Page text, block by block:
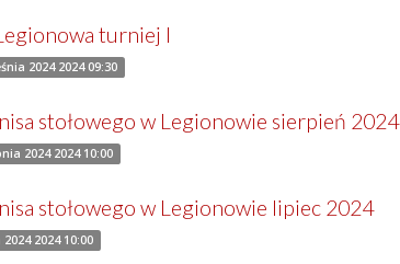
turniej I
2024 2024 09:30
stołowego w Legionowie sierpień 2024
2024 2024 10:00
stołowego w Legionowie lipiec 2024
2024 10:00